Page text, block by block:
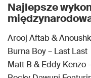
Najlepsze
Arooj Aftab &
Burna Boy – Last Last
Matt B & Eddy Kenzo